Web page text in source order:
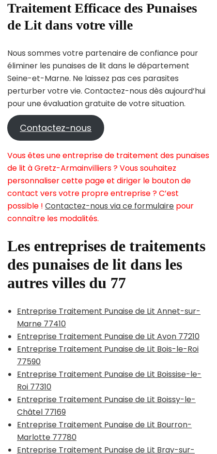
Traitement Efficace des Punaises
de Lit dans votre ville
Nous sommes votre partenaire de confiance pour
éliminer les punaises de lit dans le département
Seine-et-Marne. Ne laissez pas ces parasites
perturber votre vie. Contactez-nous dès aujourd’hui
pour une évaluation gratuite de votre situation.
Contactez-nous
Vous êtes une entreprise de traitement des punaises
de lit à Gretz-Armainvilliers ? Vous souhaitez
personnaliser cette page et diriger le bouton de
contact vers votre propre entreprise ? C’est
possible ! Contactez-nous via ce formulaire pour
connaître les modalités.
Les entreprises de traitements
des punaises de lit dans les
autres villes du 77
Entreprise Traitement Punaise de Lit Annet-sur-
Marne 77410
Entreprise Traitement Punaise de Lit Avon 77210
Entreprise Traitement Punaise de Lit Bois-le-Roi
77590
Entreprise Traitement Punaise de Lit Boissise-le-
Roi 77310
Entreprise Traitement Punaise de Lit Boissy-le-
Châtel 77169
Entreprise Traitement Punaise de Lit Bourron-
Marlotte 77780
Entreprise Traitement Punaise de Lit Bray-sur-